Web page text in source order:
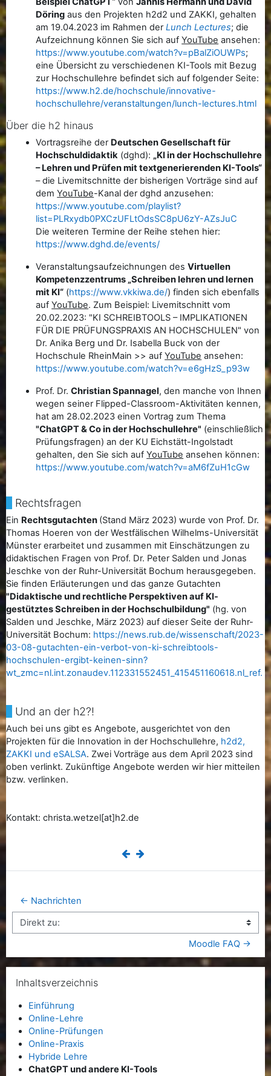
Döring aus den Projekten h2d2 und ZAKKI, gehalten
am 19.04.2023 im Rahmen derLunch Lectures; die
Aufzeichnung können Sie sich aufYouTube ansehen:
https://www.youtube.com/watch?v=pBalZiOUWPs;
eine Übersicht zu verschiedenen KI-Tools mit Bezug
zur Hochschullehre befindet sich auf folgender Seite:
https://www.h2.de/hochschule/innovative-
hochschullehre/veranstaltungen/lunch-lectures.html
Über die h2 hinaus
Vortragsreihe der Deutschen Gesellschaft für
Hochschuldidaktik (dghd): „KI in der Hochschullehre
– Lehren und Prüfen mit textgenerierenden KI-Tools“
– die Livemitschnitte der bisherigen Vorträge sind auf
demYouTube-Kanal der dghd anzusehen:
https://www.youtube.com/playlist?
list=PLRxydb0PXCzUFLtOdsSC8pU6zY-AZsJuC
Die weiteren Termine der Reihe stehen hier:
https://www.dghd.de/events/
Veranstaltungsaufzeichnungen desVirtuellen
Kompetenzzentrums „Schreiben lehren und lernen
mit KI“ (https://www.vkkiwa.de/) finden sich ebenfalls
aufYouTube. Zum Beispiel: Livemitschnitt vom
20.02.2023: "KI SCHREIBTOOLS – IMPLIKATIONEN
FÜR DIE PRÜFUNGSPRAXIS AN HOCHSCHULEN" von
Dr. Anika Berg und Dr. Isabella Buck von der
Hochschule RheinMain >> aufYouTube ansehen:
https://www.youtube.com/watch?v=e6gHzS_p93w
Prof. Dr.Christian Spannagel, den manche von Ihnen
wegen seiner Flipped-Classroom-Aktivitäten kennen,
hat am 28.02.2023 einen Vortrag zum Thema
"ChatGPT & Co in der Hochschullehre" (einschließlich
Prüfungsfragen) an der KU Eichstätt-Ingolstadt
gehalten, den Sie sich aufYouTube ansehen können:
https://www.youtube.com/watch?v=aM6fZuH1cGw
Rechtsfragen
Ein Rechtsgutachten (Stand März 2023) wurde von Prof. Dr.
Thomas Hoeren von der Westfälischen Wilhelms-Universität
Münster erarbeitet und zusammen mit Einschätzungen zu
didaktischen Fragen von Prof. Dr. Peter Salden und Jonas
Jeschke von der Ruhr-Universität Bochum herausgegeben.
Sie finden Erläuterungen und das ganze Gutachten
"Didaktische und rechtliche Perspektiven auf KI-
gestütztes Schreiben in der Hochschulbildung" (hg. von
Salden und Jeschke, März 2023) auf dieser Seite der Ruhr-
Universität Bochum: https://news.rub.de/wissenschaft/2023-
03-08-gutachten-ein-verbot-von-ki-schreibtools-
hochschulen-ergibt-keinen-sinn?
wt_zmc=nl.int.zonaudev.112331552451_415451160618.nl_ref.
Und an der h2?!
Auch bei uns gibt es Angebote, ausgerichtet von den
Projekten für die Innovation in der Hochschullehre, h2d2,
ZAKKI und eSALSA. Zwei Vorträge aus dem April 2023 sind
oben verlinkt. Zukünftige Angebote werden wir hier mitteilen
bzw. verlinken.
Kontakt: christa.wetzel[at]h2.de
← Nachrichten
Direkt zu:
Moodle FAQ →
Inhaltsverzeichnis
Einführung
Online-Lehre
Online-Prüfungen
Online-Praxis
Hybride Lehre
ChatGPT und andere KI-Tools